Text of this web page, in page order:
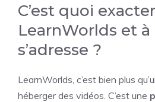
C’est quoi
LearnWorlds et à
s’adresse ?
LearnWorlds, c’est bien plus
héberger des vidéos. C’est une